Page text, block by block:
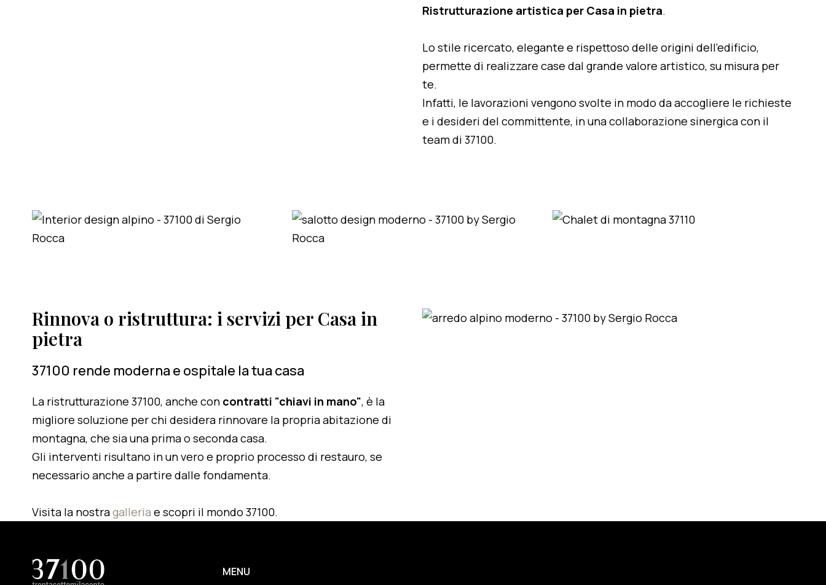
Ristrutturazione artistica per Casa in pietra.
Lo stile ricercato, elegante e rispettoso delle origini dell'edificio,
permette di realizzare case dal grande valore artistico, su misura per
te.
Infatti, le lavorazioni vengono svolte in modo da accogliere le richieste
e i desideri del committente, in una collaborazione sinergica con il
team di 37100.
Rinnova o ristruttura: i servizi per Casa in
pietra
37100 rende moderna e ospitale la tua casa
La ristrutturazione 37100, anche con contratti "chiavi in mano", è la
migliore soluzione per chi desidera rinnovare la propria abitazione di
montagna, che sia una prima o seconda casa.
Gli interventi risultano in un vero e proprio processo di restauro, se
necessario anche a partire dalle fondamenta.
Visita la nostragalleria e scopri il mondo 37100.
MENU